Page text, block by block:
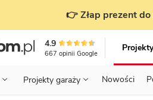
👉 Złap prezent
4.9
667 opinii Google
Projekty garaży Nowości